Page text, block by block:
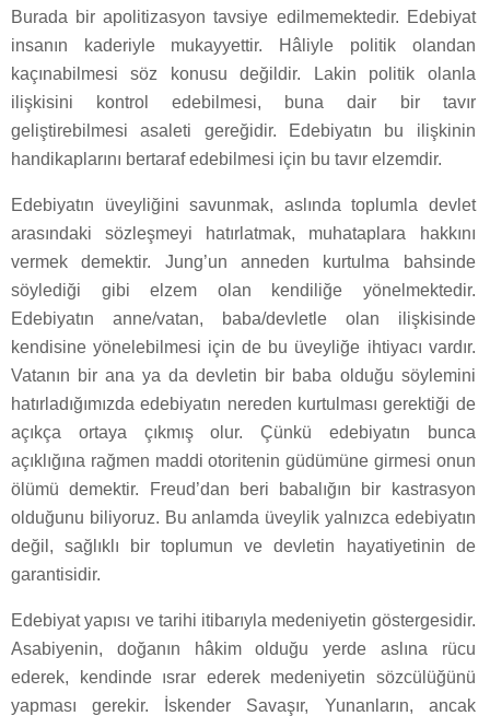
Burada bir apolitizasyon tavsiye edilmemektedir. Edebiyat
insanın kaderiyle mukayyettir. Hâliyle politik olandan
kaçınabilmesi söz konusu değildir. Lakin politik olanla
ilişkisini kontrol edebilmesi, buna dair bir tavır
geliştirebilmesi asaleti gereğidir. Edebiyatın bu ilişkinin
handikaplarını bertaraf edebilmesi için bu tavır elzemdir.
Edebiyatın üveyliğini savunmak, aslında toplumla devlet
arasındaki sözleşmeyi hatırlatmak, muhataplara hakkını
vermek demektir. Jung’un anneden kurtulma bahsinde
söylediği gibi elzem olan kendiliğe yönelmektedir.
Edebiyatın anne/vatan, baba/devletle olan ilişkisinde
kendisine yönelebilmesi için de bu üveyliğe ihtiyacı vardır.
Vatanın bir ana ya da devletin bir baba olduğu söylemini
hatırladığımızda edebiyatın nereden kurtulması gerektiği de
açıkça ortaya çıkmış olur. Çünkü edebiyatın bunca
açıklığına rağmen maddi otoritenin güdümüne girmesi onun
ölümü demektir. Freud’dan beri babalığın bir kastrasyon
olduğunu biliyoruz. Bu anlamda üveylik yalnızca edebiyatın
değil, sağlıklı bir toplumun ve devletin hayatiyetinin de
garantisidir.
Edebiyat yapısı ve tarihi itibarıyla medeniyetin göstergesidir.
Asabiyenin, doğanın hâkim olduğu yerde aslına rücu
ederek, kendinde ısrar ederek medeniyetin sözcülüğünü
yapması gerekir. İskender Savaşır, Yunanların, ancak